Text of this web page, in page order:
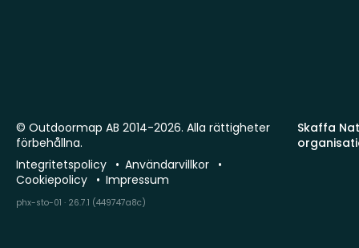
Skaffa
© Outdoormap AB 2014-2026. Alla rättigheter
förbehållna.
Integritetspolicy
Användarvillkor
Cookiepolicy
Impressum
phx-sto-01 · 26.7.1 (449747a8c)